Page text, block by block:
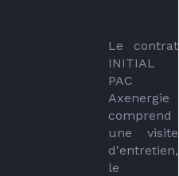
Le contrat
INITIAL
PAC
Axenergie
comprend
une visite
d'entretien,
le